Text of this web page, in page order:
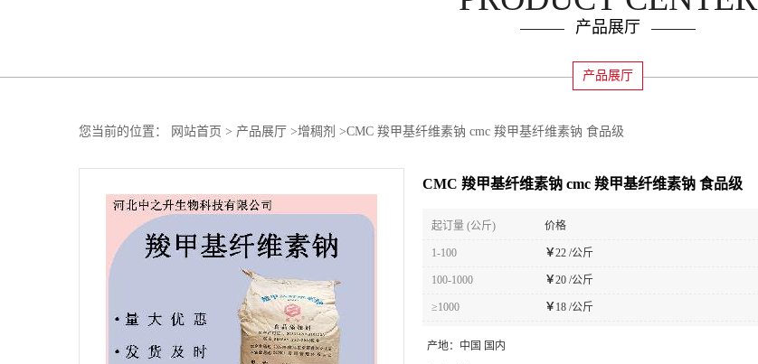
产品展厅
产品展厅
您当前的位置： 网站首页 > 产品展厅 >增稠剂 >CMC 羧甲基纤维素钠 cmc 羧甲基纤维素钠 食品级
CMC 羧甲基纤维素钠 cmc 羧甲基纤维素钠 食品级
起订量 (公斤) 价格
1-100 ￥22 /公斤
100-1000 ￥20 /公斤
≥1000 ￥ 18 /公斤
产地： 中国 国内